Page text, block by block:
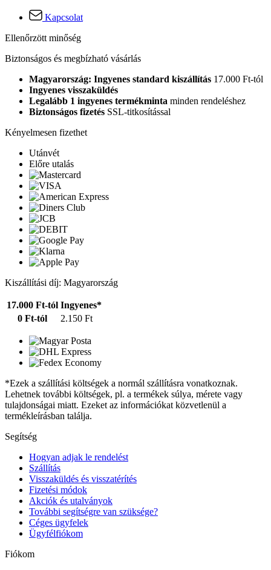
Kapcsolat
Ellenőrzött minőség
Biztonságos és megbízható vásárlás
Magyarország: Ingyenes standard kiszállítás 17.000 Ft-tól
Ingyenes visszaküldés
Legalább 1 ingyenes termékminta minden rendeléshez
Biztonságos fizetés SSL-titkosítással
Kényelmesen fizethet
Utánvét
Előre utalás
Kiszállítási díj: Magyarország
17.000 Ft-tól Ingyenes*
0 Ft-tól
2.150 Ft
*Ezek a szállítási költségek a normál szállításra vonatkoznak.
Lehetnek további költségek, pl. a termékek súlya, mérete vagy
tulajdonságai miatt. Ezeket az információkat közvetlenül a
termékleírásban találja.
Segítség
Hogyan adjak le rendelést
Szállítás
Visszaküldés és visszatérítés
Fizetési módok
Akciók és utalványok
További segítségre van szüksége?
Céges ügyfelek
Ügyfélfiókom
Fiókom